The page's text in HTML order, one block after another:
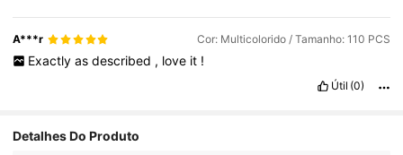
A***r Cor: Multicolorido / Tamanho: 110 PCS
Exactly as described , love it !
Útil (0)
Detalhes Do Produto